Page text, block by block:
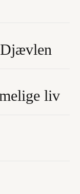
Djævlen
liv